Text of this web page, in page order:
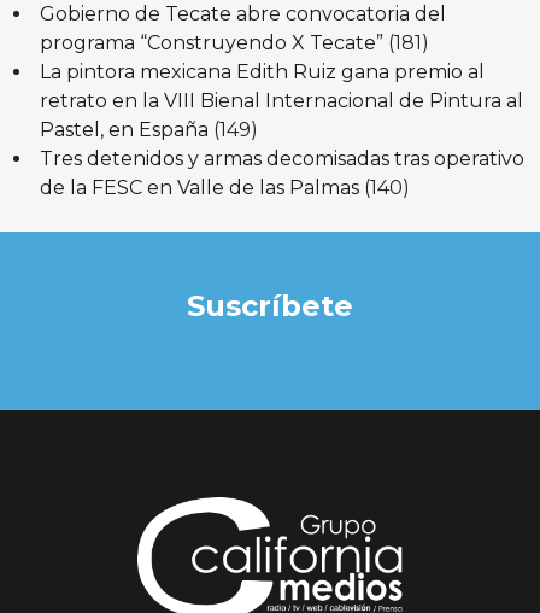
Gobierno de Tecate abre convocatoria del
programa “Construyendo X Tecate” (181)
La pintora mexicana Edith Ruiz gana premio al
retrato en la VIII Bienal Internacional de Pintura al
Pastel, en España (149)
Tres detenidos y armas decomisadas tras operativo
de la FESC en Valle de las Palmas (140)
Suscríbete